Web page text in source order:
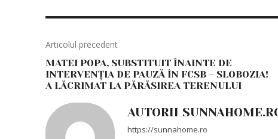
Articolul precedent
MATEI POPA, SUBSTITUIT ÎNAINTE DE
INTERVENȚIA DE PAUZĂ ÎN FCSB – SLOBOZIA!
A LĂCRIMAT LA PĂRĂSIREA TERENULUI
AUTORII
https://sunnahome.ro